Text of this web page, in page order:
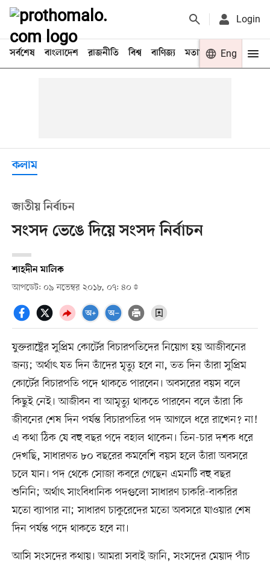
Login
সর্বশেষ বাংলাদেশ রাজনীতি বিশ্ব বাণিজ্য মতামত খেলা
Eng
কলাম
জাতীয় নির্বাচন
সংসদ ভেঙে দিয়ে সংসদ নির্বাচন
শাহদীন মালিক
আপডেট: ০৯ নভেম্বর ২০১৮, ০৭: ৪০
যুক্তরাষ্ট্রের সুপ্রিম কোর্টের বিচারপতিদের নিয়োগ হয় আজীবনের
জন্য; অর্থাৎ যত দিন তাঁদের মৃত্যু হবে না, তত দিন তাঁরা সুপ্রিম
কোর্টের বিচারপতি পদে থাকতে পারবেন। অবসরের বয়স বলে
কিছুই নেই। আজীবন বা আমৃত্যু থাকতে পারবেন বলে তাঁরা কি
জীবনের শেষ দিন পর্যন্ত বিচারপতির পদ আগলে ধরে রাখেন? না!
এ কথা ঠিক যে বহু বছর পদে বহাল থাকেন। তিন-চার দশক ধরে
দেখছি, সাধারণত ৮০ বছরের কমবেশি বয়স হলে তাঁরা অবসরে
চলে যান। পদ থেকে সোজা কবরে গেছেন এমনটি বহু বছর
শুনিনি; অর্থাৎ সাংবিধানিক পদগুলো সাধারণ চাকরি-বাকরির
মতো ব্যাপার না; সাধারণ চাকুরেদের মতো অবসরে যাওয়ার শেষ
দিন পর্যন্ত পদে থাকতে হবে না।
আসি সংসদের কথায়। আমরা সবাই জানি, সংসদের মেয়াদ পাঁচ